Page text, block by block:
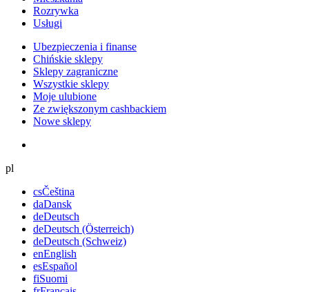
Rozrywka
Usługi
Ubezpieczenia i finanse
Chińskie sklepy
Sklepy zagraniczne
Wszystkie sklepy
Moje ulubione
Ze zwiększonym cashbackiem
Nowe sklepy
pl
csČeština
daDansk
deDeutsch
deDeutsch (Österreich)
deDeutsch (Schweiz)
enEnglish
esEspañol
fiSuomi